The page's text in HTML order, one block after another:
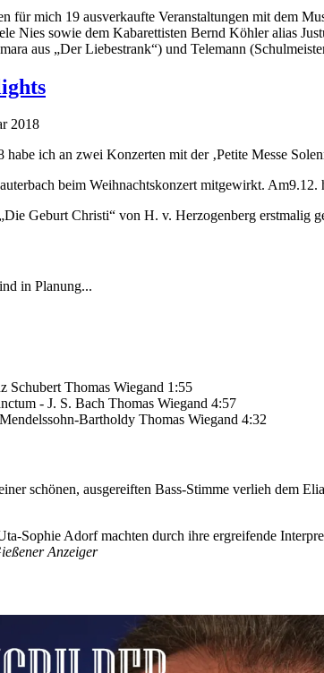
für mich 19 ausverkaufte Veranstaltungen mit dem
Nies sowie dem Kabarettisten Bernd Köhler alias
aus „Der Liebestrank“) und Telemann
2018
ich an zwei Konzerten mit der ‚Petite Messe
beim Weihnachtskonzert mitgewirkt.
Geburt Christi“ von H. v. Herzogenberg erstmalig
in Planung...
Schubert Thomas Wiegand 1:55
- J. S. Bach Thomas Wiegand 4:57
Bartholdy Thomas Wiegand 4:32
schönen, ausgereiften Bass-Stimme verlieh dem
Sophie Adorf machten durch ihre ergreifende
Anzeiger